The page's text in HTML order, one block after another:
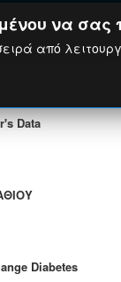
Data
Diabetes
να σας
από